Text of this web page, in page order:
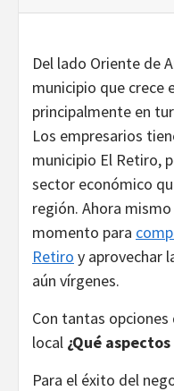
Del lado Oriente de
municipio que crece
principalmente en
Los empresarios
municipio El Retiro,
sector económico
región. Ahora
momento para
Retiro y aprovechar
aún vírgenes.
Con tantas
local ¿Qué
Para el éxito del